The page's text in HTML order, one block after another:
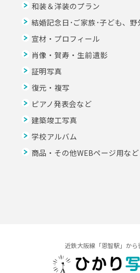
和装＆洋装のプラン
結婚記念日･ご家族･子ども、野
宣材・プロフィール
肖像・賀寿・生前遺影
証明写真
復元・複写
ピアノ発表会など
建築竣工写真
学校アルバム
商品・その他WEBページ用など
近鉄大阪線「恩智駅」から